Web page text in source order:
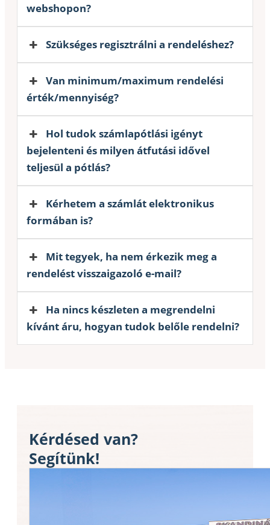
webshopon?
Szükséges regisztrálni a rendeléshez?
Van minimum/maximum rendelési
érték/mennyiség?
Hol tudok számlapótlási igényt
bejelenteni és milyen átfutási idővel
teljesül a pótlás?
Kérhetem a számlát elektronikus
formában is?
Mit tegyek, ha nem érkezik meg a
rendelést visszaigazoló e-mail?
Ha nincs készleten a megrendelni
kívánt áru, hogyan tudok belőle rendelni?
Kérdésed van?
Segítünk!